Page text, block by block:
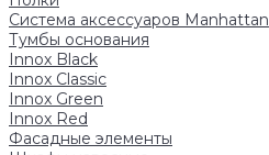
Система аксессуаров Manhattan
Тумбы основания
Innox Black
Innox Classic
Innox Green
Innox Red
Фасадные элементы